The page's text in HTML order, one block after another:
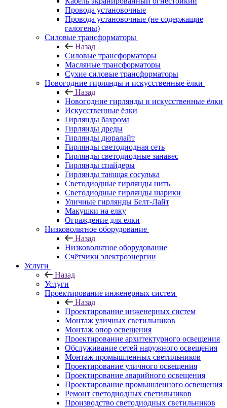
Провода установочные
Провода установочные (не содержащие
галогены)
Силовые трансформаторы
Назад
Силовые трансформаторы
Масляные трансформаторы
Сухие силовые трансформаторы
Новогодние гирлянды и искусственные ёлки
Назад
Новогодние гирлянды и искусственные ёлки
Искусственные ёлки
Гирлянды бахрома
Гирлянды дреды
Гирлянды дюралайт
Гирлянды светодиодная сеть
Гирлянды светодиодные занавес
Гирлянды спайдеры
Гирлянды тающая сосулька
Светодиодные гирлянды нить
Светодиодные гирлянды шарики
Уличные гирлянды Белт-Лайт
Макушки на елку
Ограждение для елки
Низковольтное оборудование
Назад
Низковольтное оборудование
Счётчики электроэнергии
Услуги
Назад
Услуги
Проектирование инженерных систем
Назад
Проектирование инженерных систем
Монтаж уличных светильников
Монтаж опор освещения
Проектирование архитектурного освещения
Обслуживание сетей наружного освещения
Монтаж промышленных светильников
Проектирование уличного освещения
Проектирование аварийного освещения
Проектирование промышленного освещения
Ремонт светодиодных светильников
Производство светодиодных светильников